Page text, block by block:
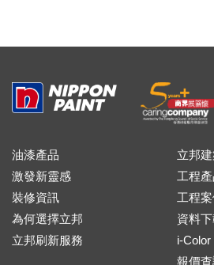
油漆產品
激發新靈感
裝修資訊
為何選擇立邦
立邦刷新服務
立邦
工程
工程案
資料
i-Color
報價查